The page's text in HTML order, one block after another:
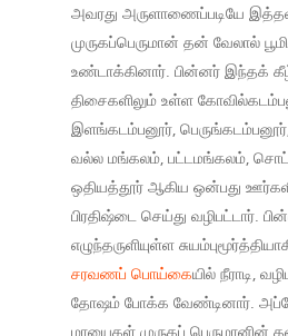
அவரது அருளாணைப்படியே
முருகப்பெருமான் தன் வேலால்
உண்டாக்கினார். பின்னர் இந்தக்
திசைகளிலும் உள்ள
இளங்கடம்பனூர்,
வல்ல மங்கலம், பட்டமங்கலம்,
ஒதியத்தூர் ஆகிய ஒன்பது
பிரதிஷ்டை செய்து வழிபட்டார்.
எழுந்தருளியுள்ள
சரவணப் பொய்கையில் நீராடி,
தோஷம் போக்க வேண்டினார்.
மாயைகள் முருகப் பெருமானின்